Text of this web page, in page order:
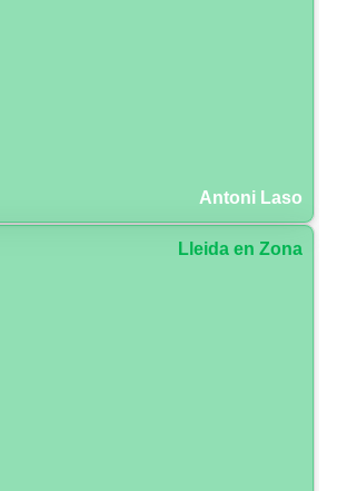
Antoni Laso
Lleida en Zona